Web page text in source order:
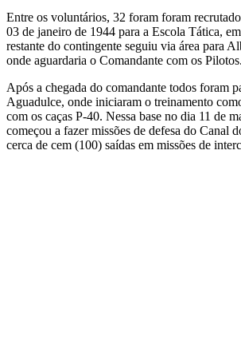
Entre os voluntários, 32 foram foram
03 de janeiro de 1944 para a Escola Tática,
restante do contingente seguiu via área para
onde aguardaria o Comandante com os Pilotos.
Após a chegada do comandante todos foram
Aguadulce, onde iniciaram o treinamento
com os caças P-40. Nessa base no dia 11 de
começou a fazer missões de defesa do Canal
cerca de cem (100) saídas em missões de